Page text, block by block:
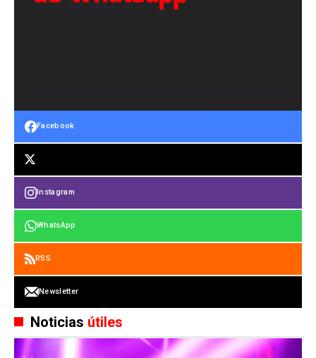
Facebook
Instagram
WhatsApp
RSS
Newsletter
Noticias útiles